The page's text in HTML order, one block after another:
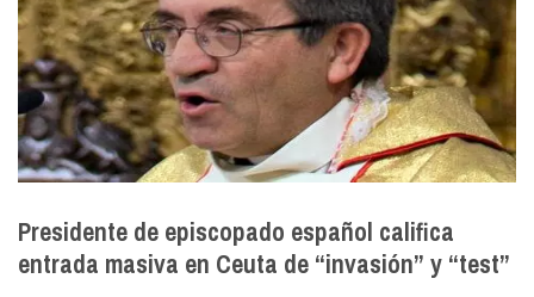
Presidente de episcopado español califica
entrada masiva en Ceuta de “invasión” y “test”